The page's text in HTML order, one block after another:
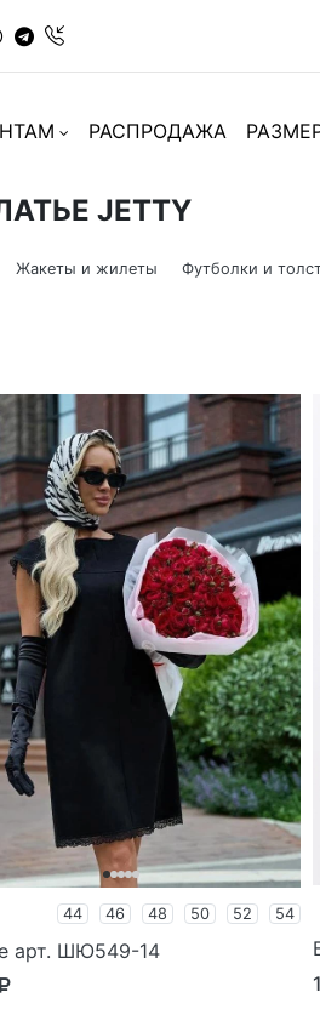
РАСПРОДАЖА
JETTY
Жакеты и жилеты Футболки и
44 46 48 50 52 54
арт. ШЮ549-14